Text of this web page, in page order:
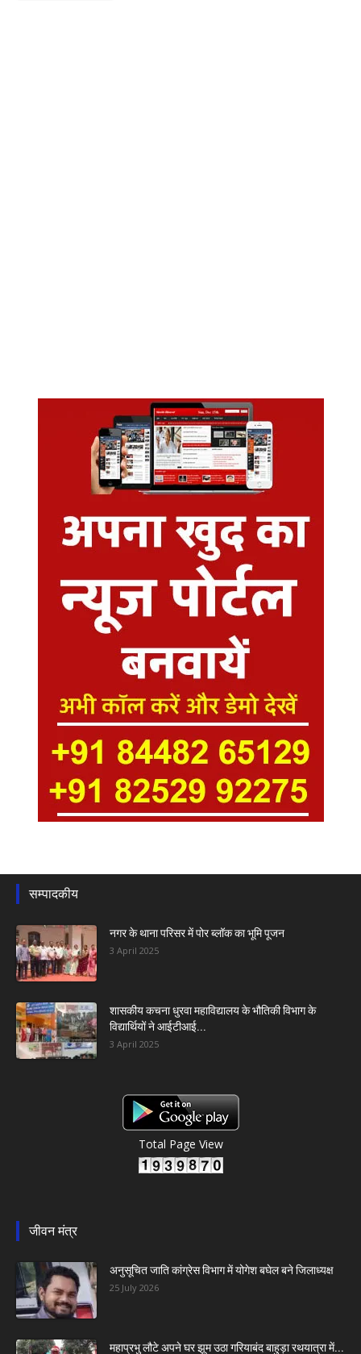
सम्पादकीय
नगर के थाना परिसर में पोर ब्लॉक का भूमि पूजन
3 April 2025
शासकीय कचना धुरवा महाविद्यालय के भौतिकी विभाग के
विद्यार्थियों ने आईटीआई...
3 April 2025
Total Page View
जीवन मंत्र
अनुसूचित जाति कांग्रेस विभाग में योगेश बघेल बने जिलाध्यक्ष
25 July 2026
महाप्रभु लौटे अपने घर झूम उठा गरियाबंद बाहुड़ा रथयात्रा में...